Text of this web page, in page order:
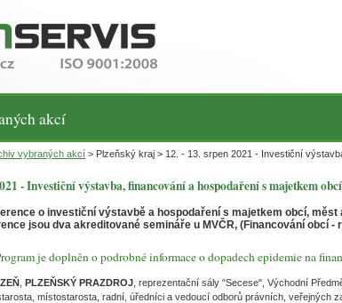
akcí
vybraných akcí > Plzeňský kraj > 12. - 13. srpen 2021 - Investiční
- Investiční výstavba, financování a hospodaření s majetkem
o investiční výstavbě a hospodaření s majetkem obcí, měst
jsou dva akreditované semináře u MVČR, (Financování obcí -
je doplněn o podrobné informace o dopadech epidemie na
PLZEŇSKÝ PRAZDROJ , reprezentační sály "Secese", Východní
místostarosta, radní, úředníci a vedoucí odborů právních, veřejných